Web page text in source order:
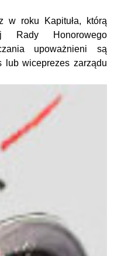
w roku Kapituła, którą
Rady Honorowego
upoważnieni są
lub wiceprezes zarządu